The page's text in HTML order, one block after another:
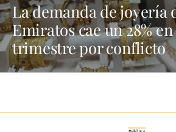
La demanda de joyería
Emiratos cae un 28%
trimestre por conflicto